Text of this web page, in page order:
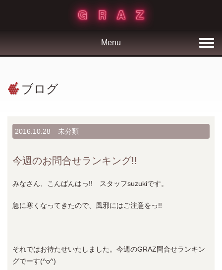
Menu
ブログ
2016.10.28 未分類
今週のお問合せランキング!!
みなさん、こんばんはっ!! スタッフsuzukiです。
急に寒くなってきたので、風邪にはご注意をっ!!
それではお待たせいたしました。今週のGRAZ問合せランキン
グでーす(^o^)